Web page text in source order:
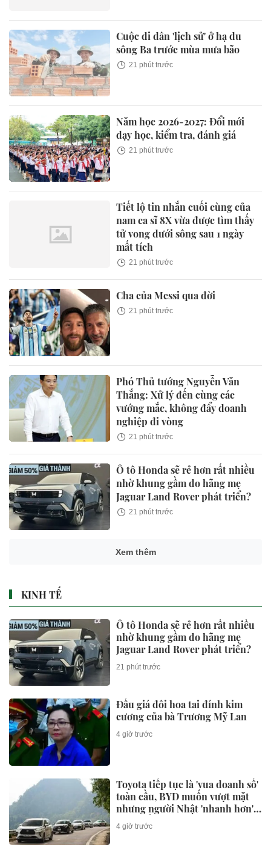
Cuộc di dân 'lịch sử' ở hạ du
sông Ba trước mùa mưa bão
21 phút trước
Năm học 2026-2027: Đổi mới
dạy học, kiểm tra, đánh giá
21 phút trước
Tiết lộ tin nhắn cuối cùng của
nam ca sĩ 8X vừa được tìm thấy
tử vong dưới sông sau 1 ngày
mất tích
21 phút trước
Cha của Messi qua đời
21 phút trước
Phó Thủ tướng Nguyễn Văn
Thắng: Xử lý đến cùng các
vướng mắc, không đẩy doanh
nghiệp đi vòng
21 phút trước
Ô tô Honda sẽ rẻ hơn rất nhiều
nhờ khung gầm do hãng mẹ
Jaguar Land Rover phát triển?
21 phút trước
Xem thêm
KINH TẾ
Ô tô Honda sẽ rẻ hơn rất nhiều
nhờ khung gầm do hãng mẹ
Jaguar Land Rover phát triển?
21 phút trước
Đấu giá đôi hoa tai đính kim
cương của bà Trương Mỹ Lan
4 giờ trước
Toyota tiếp tục là 'vua doanh số'
toàn cầu, BYD muốn vượt mặt
nhưng người Nhật 'nhanh hơn' ở
một điểm
4 giờ trước